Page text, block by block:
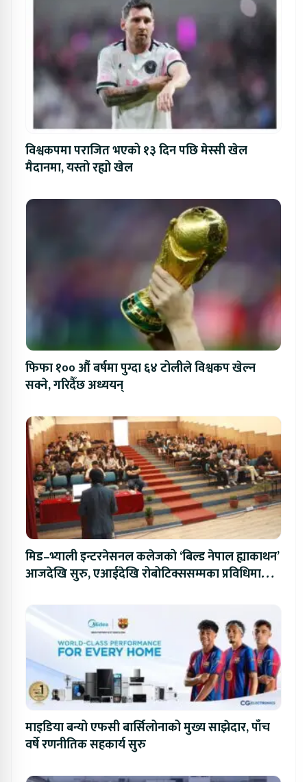
विश्वकपमा पराजित भएको १३ दिन पछि मेस्सी खेल
मैदानमा, यस्तो रह्यो खेल
फिफा १०० औं बर्षमा पुग्दा ६४ टोलीले विश्वकप खेल्न
सक्ने, गरिदैँछ अध्ययन्
मिड–भ्याली इन्टरनेसनल कलेजको ‘बिल्ड नेपाल ह्याकाथन’
आजदेखि सुरु, एआईदेखि रोबोटिक्ससम्मका प्रविधिमा
माइडिया बन्यो एफसी बार्सिलोनाको मुख्य साझेदार, पाँच
वर्षे रणनीतिक सहकार्य सुरु